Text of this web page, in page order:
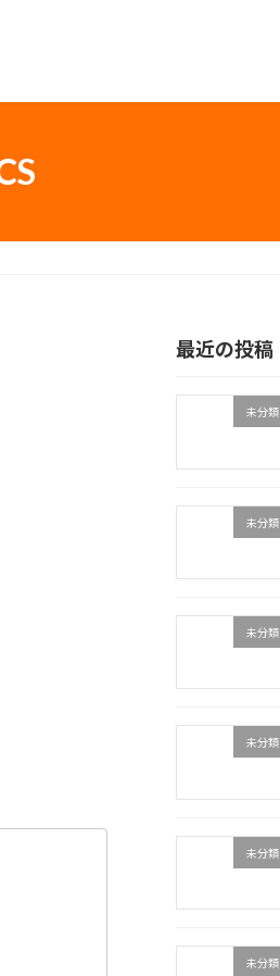
最近の投稿
未分類
未分類
未分類
未分類
未分類
未分類